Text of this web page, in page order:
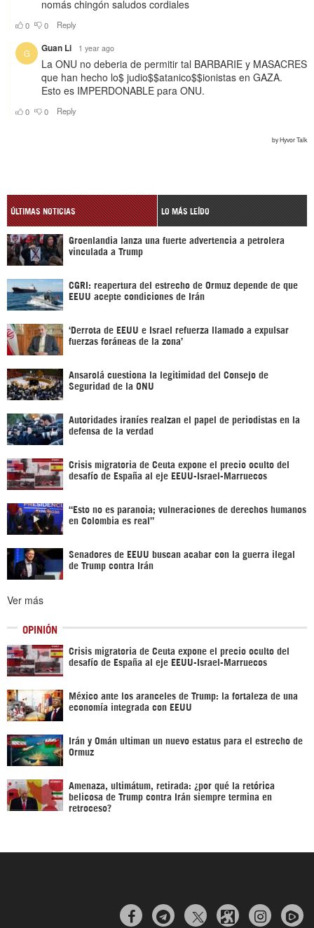
ÚLTIMAS NOTICIAS LO MÁS LEÍDO
Groenlandia lanza una fuerte advertencia a petrolera
vinculada a Trump
CGRI: reapertura del estrecho de Ormuz depende de que
EEUU acepte condiciones de Irán
‘Derrota de EEUU e Israel refuerza llamado a expulsar
fuerzas foráneas de la zona’
Ansarolá cuestiona la legitimidad del Consejo de
Seguridad de la ONU
Autoridades iraníes realzan el papel de periodistas en la
defensa de la verdad
Crisis migratoria de Ceuta expone el precio oculto del
desafío de España al eje EEUU-Israel-Marruecos
“Esto no es paranoia; vulneraciones de derechos humanos
en Colombia es real”
Senadores de EEUU buscan acabar con la guerra ilegal
de Trump contra Irán
Ver más
OPINIÓN
Crisis migratoria de Ceuta expone el precio oculto del
desafío de España al eje EEUU-Israel-Marruecos
México ante los aranceles de Trump: la fortaleza de una
economía integrada con EEUU
Irán y Omán ultiman un nuevo estatus para el estrecho de
Ormuz
Amenaza, ultimátum, retirada: ¿por qué la retórica
belicosa de Trump contra Irán siempre termina en
retroceso?
  